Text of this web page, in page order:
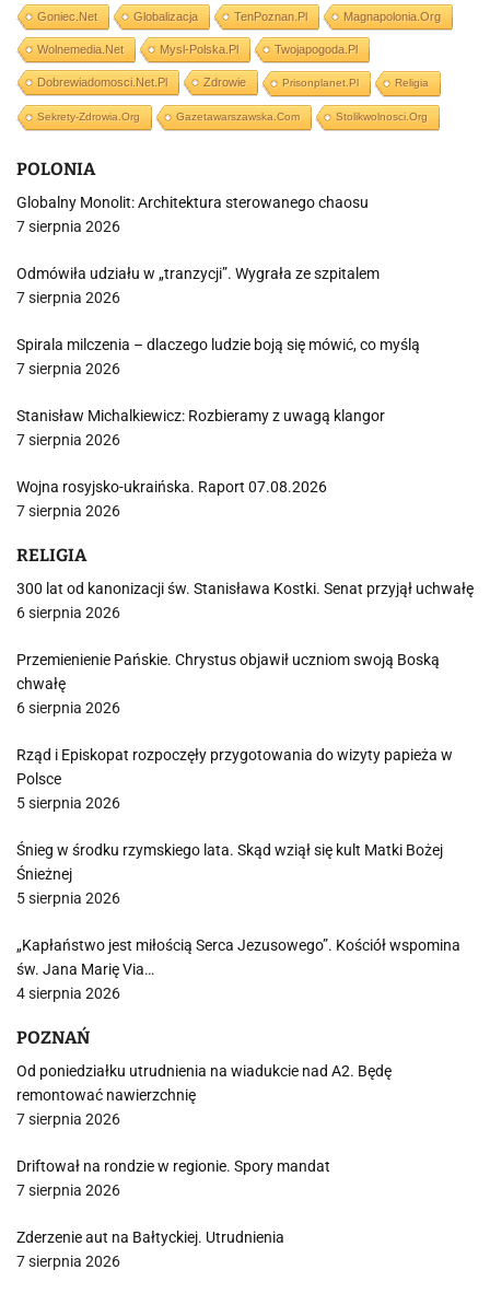
Goniec.net Globalizacja TenPoznan.pl Magnapolonia.org
Wolnemedia.net Mysl-Polska.pl Twojapogoda.pl
Dobrewiadomosci.net.pl Zdrowie Prisonplanet.pl Religia
Sekrety-Zdrowia.org Gazetawarszawska.com Stolikwolnosci.org
POLONIA
Globalny Monolit: Architektura sterowanego chaosu
7 sierpnia 2026
Odmówiła udziału w „tranzycji”. Wygrała ze szpitalem
7 sierpnia 2026
Spirala milczenia – dlaczego ludzie boją się mówić, co myślą
7 sierpnia 2026
Stanisław Michalkiewicz: Rozbieramy z uwagą klangor
7 sierpnia 2026
Wojna rosyjsko-ukraińska. Raport 07.08.2026
7 sierpnia 2026
RELIGIA
300 lat od kanonizacji św. Stanisława Kostki. Senat przyjął uchwałę
6 sierpnia 2026
Przemienienie Pańskie. Chrystus objawił uczniom swoją Boską
chwałę
6 sierpnia 2026
Rząd i Episkopat rozpoczęły przygotowania do wizyty papieża w
Polsce
5 sierpnia 2026
Śnieg w środku rzymskiego lata. Skąd wziął się kult Matki Bożej
Śnieżnej
5 sierpnia 2026
„Kapłaństwo jest miłością Serca Jezusowego”. Kościół wspomina
św. Jana Marię Via…
4 sierpnia 2026
POZNAŃ
Od poniedziałku utrudnienia na wiadukcie nad A2. Będę
remontować nawierzchnię
7 sierpnia 2026
Driftował na rondzie w regionie. Spory mandat
7 sierpnia 2026
Zderzenie aut na Bałtyckiej. Utrudnienia
7 sierpnia 2026